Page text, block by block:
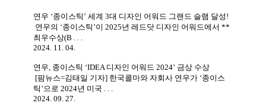
연우 ‘종이스틱’ 세계 3대 디자인 어워드 그랜드 슬램 달성!
연우의 ‘종이스틱’이 2025년 레드닷 디자인 어워드에서 **
최우수상(B . . .
2024. 11. 04.
연우, 종이스틱 ‘IDEA 디자인 어워드 2024’ 금상 수상
[팜뉴스=김태일 기자] 한국콜마와 자회사 연우가 ‘종이스
틱’으로 2024년 미국 . . .
2024. 09. 27.